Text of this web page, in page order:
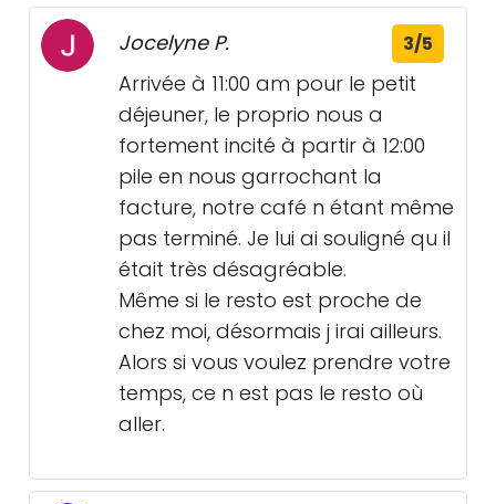
Jocelyne P. 3/5
Arrivée à 11:00 am pour le petit
déjeuner, le proprio nous a
fortement incité à partir à 12:00
pile en nous garrochant la
facture, notre café n étant même
pas terminé. Je lui ai souligné qu il
était très désagréable.
Même si le resto est proche de
chez moi, désormais j irai ailleurs.
Alors si vous voulez prendre votre
temps, ce n est pas le resto où
aller.